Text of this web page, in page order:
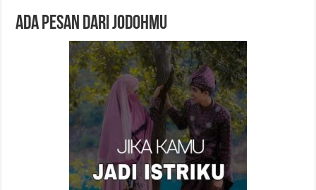
Ada Pesan dari Jodohmu